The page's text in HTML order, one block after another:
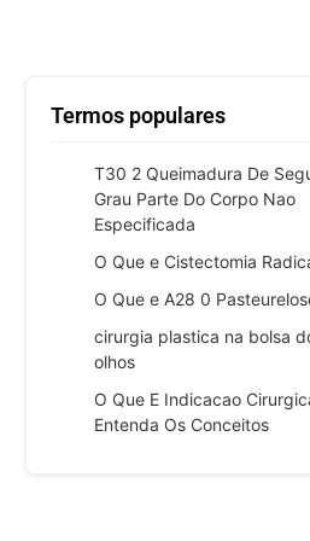
Termos populares
T30 2 Queimadura De
Grau Parte Do Corpo Nao
Especificada
O Que e Cistectomia
O Que e A28 0
cirurgia plastica na bolsa
olhos
O Que E Indicacao
Entenda Os Conceitos